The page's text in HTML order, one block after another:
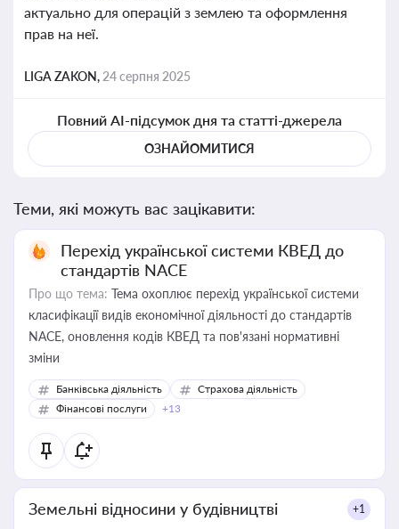
актуально для операцій з землею та оформлення
прав на неї.
LIGA ZAKON, 24 серпня 2025
Повний AI-підсумок дня та статті-джерела
ОЗНАЙОМИТИСЯ
Теми, які можуть вас зацікавити:
Перехід української системи КВЕД до
стандартів NACE
Про що тема: Тема охоплює перехід української системи
класифікації видів економічної діяльності до стандартів
NACE, оновлення кодів КВЕД та пов'язані нормативні
зміни
Банківська діяльність
Страхова діяльність
Фінансові послуги
+13
Земельні відносини у будівництві +1